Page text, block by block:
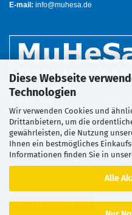
Diese Webseite
Technologien
Wir verwenden Cookies und
Drittanbietern, um die
gewährleisten, die Nutzung
Ihnen ein bestmögliches
Informationen finden Sie in
Alle
E-mail: info@muhesa.de
© 2011 -2024
MuHeSa Verpackungsmittel &
Vertrag widerrufen